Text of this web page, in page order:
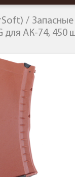
для АК-74, 450